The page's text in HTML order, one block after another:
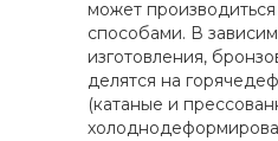
может
способами. В
изготовления,
делятся на
(катаные и